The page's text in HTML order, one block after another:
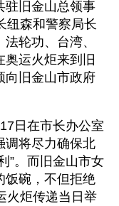
驻旧金山总领事
纽森和警察局长
轮功、台湾、
奥运火炬来到旧
向旧金山市政府
日在市长办公室
调将尽力确保北
”。而旧金山市女
饭碗，不但拒绝
火炬传递当日举